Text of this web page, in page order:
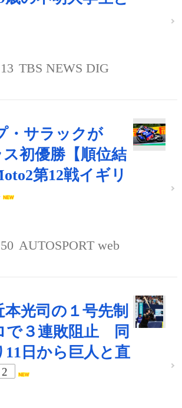
TBS NEWS DIG
・サラックが
初優勝【順位結
第12戦イギリ
AUTOSPORT web
本光司の１号先制
で３連敗阻止 同
11日から巨人と直
2